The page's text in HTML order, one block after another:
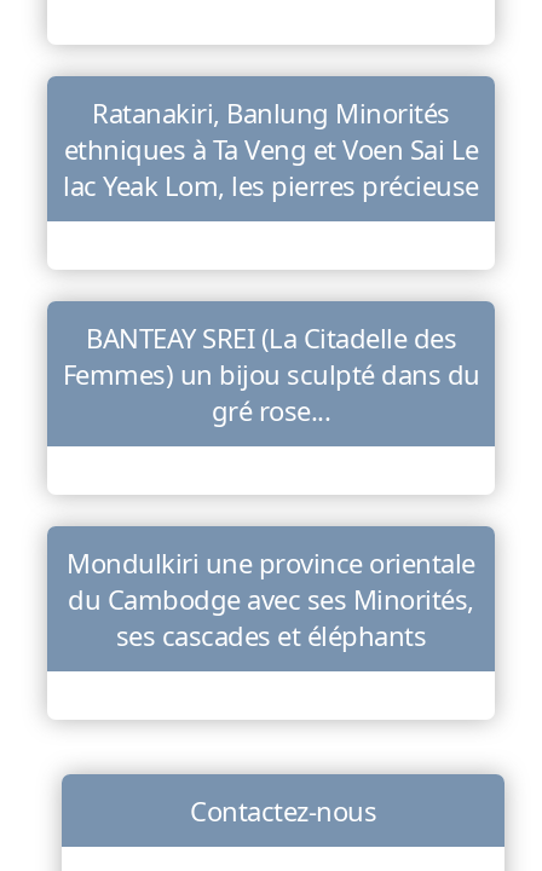
Ratanakiri, Banlung Minorités
ethniques à Ta Veng et Voen Sai Le
lac Yeak Lom, les pierres précieuse
BANTEAY SREI (La Citadelle des
Femmes) un bijou sculpté dans du
gré rose...
Mondulkiri une province orientale
du Cambodge avec ses Minorités,
ses cascades et éléphants
Contactez-nous